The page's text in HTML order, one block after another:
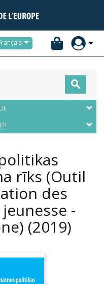


rīks (Outil
des
-
(2019)